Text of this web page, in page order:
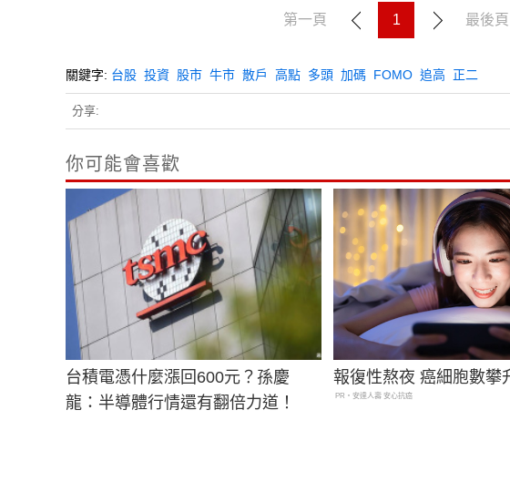
第一頁 1 最後頁
關鍵字: 台股 投資 股市 牛市 散戶 高點 多頭 加碼 FOMO 追高 正二
分享:
你可能會喜歡
台積電憑什麼漲回600元？孫慶
龍：半導體行情還有翻倍力道！
報復性熬夜 癌細胞數攀
PR・安達人壽 安心抗癌